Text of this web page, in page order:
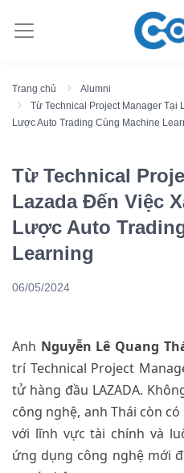
Trang chủ
Alumni
Từ Technical Project Manager
Lược Auto Trading Cùng Machine
Từ Technical
Lazada Đến Việc
Lược Auto
Learning
06/05/2024
Anh Nguyễn Lê Quang
trí Technical Project
tử hàng đầu LAZADA.
công nghệ, anh Thái còn
với lĩnh vực tài chính và
ứng dụng công nghệ mới